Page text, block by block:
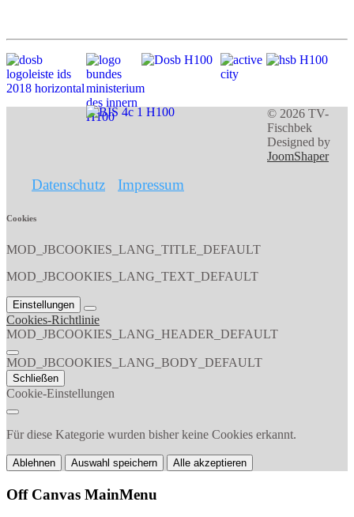
© 2026 TV-
Fischbek
Designed by
JoomShaper
Datenschutz Impressum
Cookies
MOD_JBCOOKIES_LANG_TITLE_DEFAULT
MOD_JBCOOKIES_LANG_TEXT_DEFAULT
Einstellungen
Cookies-Richtlinie
MOD_JBCOOKIES_LANG_HEADER_DEFAULT
MOD_JBCOOKIES_LANG_BODY_DEFAULT
Schließen
Cookie-Einstellungen
Für diese Kategorie wurden bisher keine Cookies erkannt.
Ablehnen Auswahl speichern Alle akzeptieren
Off Canvas MainMenu